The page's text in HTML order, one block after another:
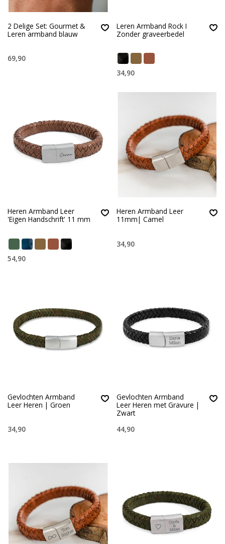
2 Delige Set: Gourmet &
Leren armband blauw
69,90
Leren Armband Rock I
Zonder graveerbedel
34,90
Heren Armband Leer
'Eigen Handschrift' 11 mm
54,90
Heren Armband Leer
11mm| Camel
34,90
Gevlochten Armband
Leer Heren | Groen
34,90
Gevlochten Armband
Leer Heren met Gravure |
Zwart
44,90